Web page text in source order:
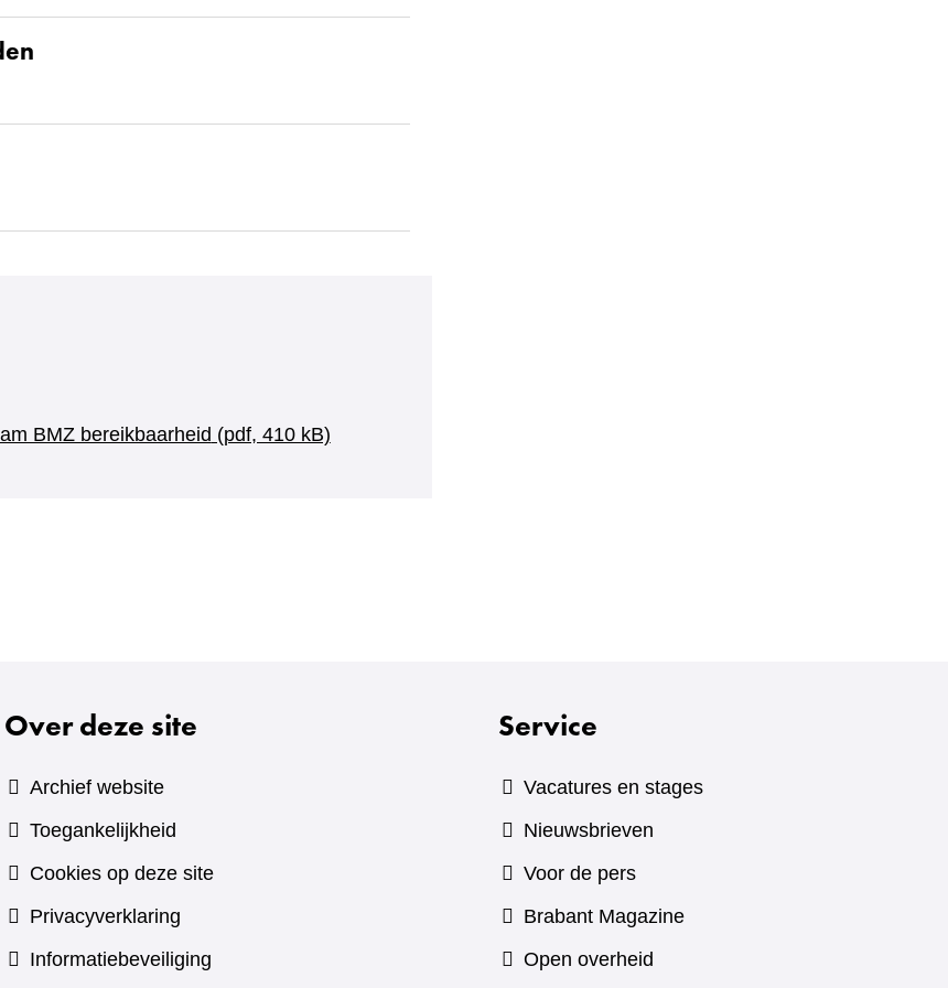
BMZ bereikbaarheid (pdf, 410 kB)
Over deze site
Archief website
Toegankelijkheid
Cookies op deze site
Privacyverklaring
Informatiebeveiliging
Service
Vacatures en stages
Nieuwsbrieven
Voor de pers
Brabant Magazine(verwijst
Open overheid